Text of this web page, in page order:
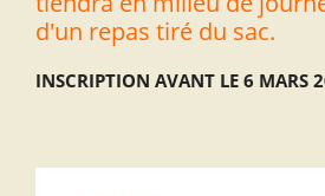
d'un repas tiré du sac.
INSCRIPTION AVANT LE 6 MARS